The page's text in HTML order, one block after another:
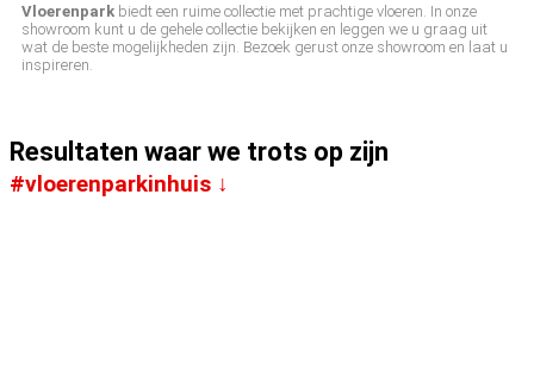
Vloerenpark biedt een ruime collectie met prachtige vloeren. In onze
showroom kunt u de gehele collectie bekijken en leggen we u graag uit
wat de beste mogelijkheden zijn. Bezoek gerust onze showroom en laat u
inspireren.
Resultaten waar we trots op zijn
#vloerenparkinhuis ↓